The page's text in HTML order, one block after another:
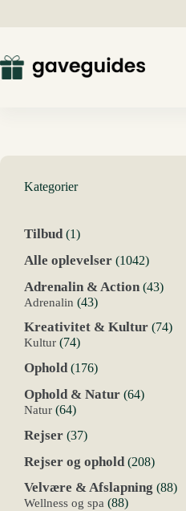
Kategorier
Tilbud 11
Alle oplevelser 10421042
Adrenalin & Action 4343
Adrenalin 4343
Kreativitet & Kultur 7474
Kultur 7474
Ophold 176176
Ophold & Natur 6464
Natur 6464
Rejser 3737
Rejser og ophold 208208
Velvære & Afslapning 8888
Wellness og spa 8888